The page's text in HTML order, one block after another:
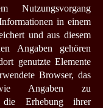
in einem
und aus diesem
Angaben gehören
genutzte Elemente
Browser, das
Angaben zu
Erhebung ihrer